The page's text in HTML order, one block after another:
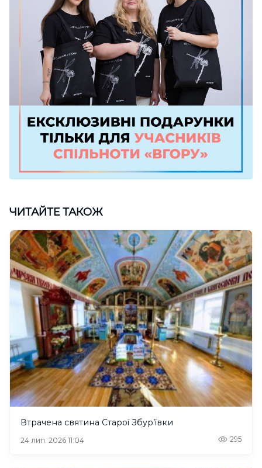
ЧИТАЙТЕ ТАКОЖ
Втрачена святина Старої Збур’ївки
24 лип. 2026 11:04 295